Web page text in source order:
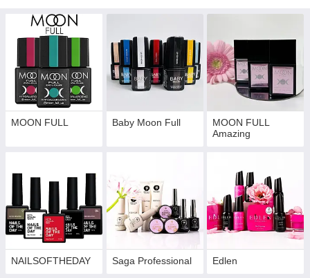
MOON FULL Baby Moon Full
MOON FULL
Amazing
NAILSOFTHEDAY Saga Professional Edlen